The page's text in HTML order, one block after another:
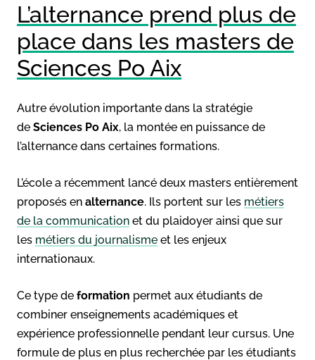
L’alternance prend plus de
place dans les masters de
Sciences Po Aix
Autre évolution importante dans la stratégie
de Sciences Po Aix, la montée en puissance de
l’alternance dans certaines formations.
L’école a récemment lancé deux masters entièrement
proposés en alternance. Ils portent sur les métiers
de la communication et du plaidoyer ainsi que sur
les métiers du journalisme et les enjeux
internationaux.
Ce type de formation permet aux étudiants de
combiner enseignements académiques et
expérience professionnelle pendant leur cursus. Une
formule de plus en plus recherchée par les étudiants